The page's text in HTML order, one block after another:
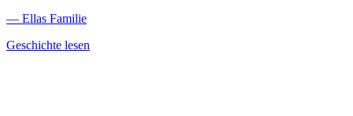
— Ellas Familie
Geschichte lesen